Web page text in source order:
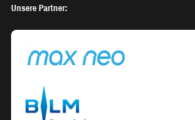
Unsere Partner: